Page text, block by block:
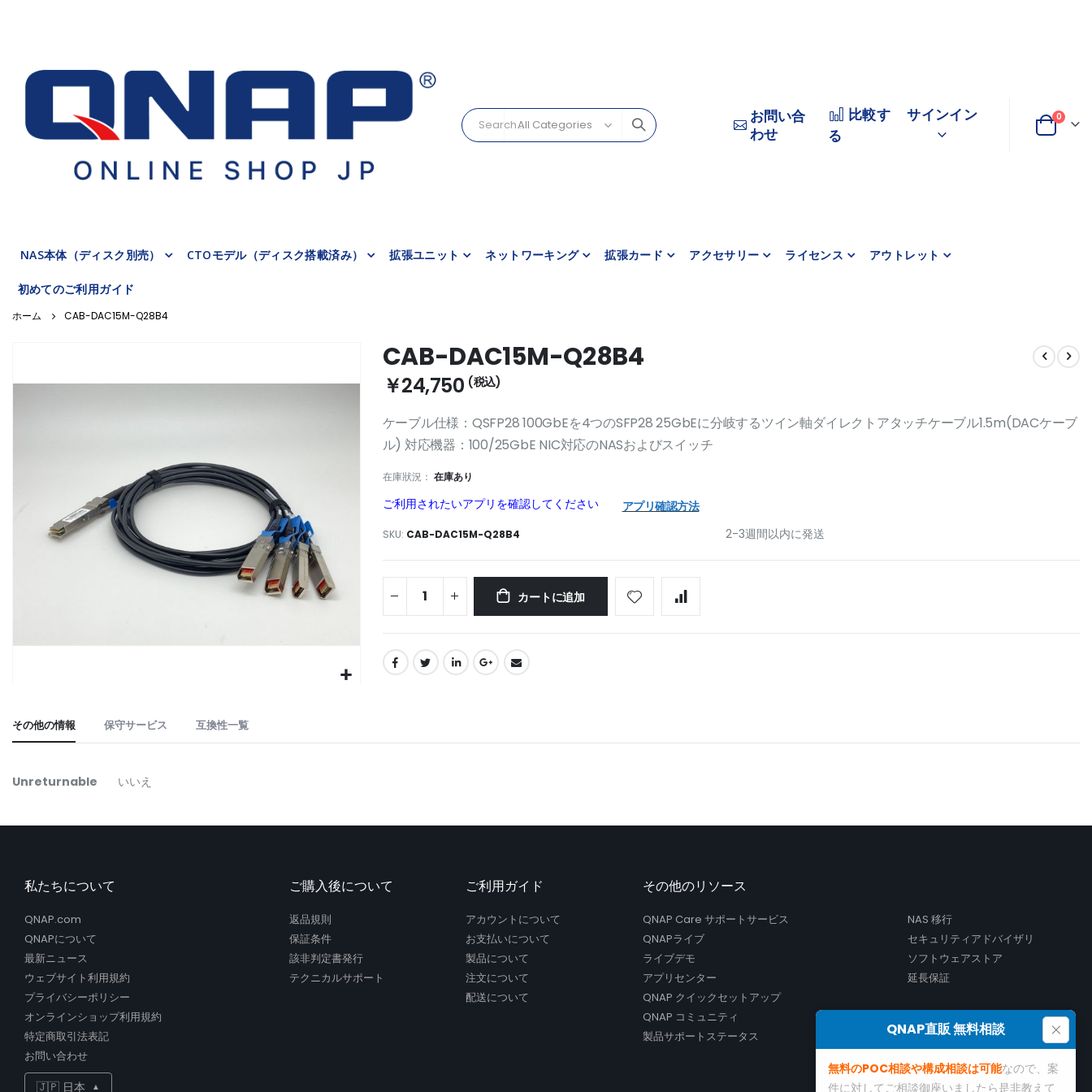
お問い合
わせ
比較す
る
サインイン
変
カート
0
NAS本体（ディスク別売） CTOモデル（ディスク搭載済み） 拡張ユニット ネットワーキング 拡張カード アクセサリー ライセンス アウトレット
初めてのご利用ガイド
CAB-DAC15M-Q28B4
the
the
gallery
CAB-DAC15M-Q28B4
￥24,750
ケーブル仕様：QSFP28 100GbEを4つのSFP28 25GbEに分岐するツイン軸ダイレクトアタッチケーブル1.5m(DACケーブ
ル) 対応機器：100/25GbE NIC対応のNASおよびスイッチ
在庫狀況： 在庫あり
ご利用されたいアプリを確認してください アプリ確認方法
SKU CAB-DAC15M-Q28B4 2-3週間以内に発送
カートに追加
その他の情報
そ
Unreturnable いいえ
保守サービス 互換性一覧
私たちについて
QNAP.com
QNAPについて
最新ニュース
ウェブサイト利用規約
プライバシーポリシー
オンラインショップ利用規約
特定商取引法表記
お問い合わせ
🇯🇵 日本 ▲
ご購入後について
返品規則
保証条件
該非判定書発行
テクニカルサポート
ご利用ガイド
アカウントについて
お支払いについて
製品について
注文について
配送について
その他のリソース
QNAP Care サポートサービス
QNAPライブ
ライブデモ
アプリセンター
QNAP クイックセットアップ
QNAP コミュニティ
製品サポートステータス
NAS 移行
セキュリティアドバイザリ
ソフトウェアストア
延長保証
QNAP直販 無料相談 ×
無料のPOC相談や構成相談は可能なので、案
件に対してご相談御座いましたら是非教えて